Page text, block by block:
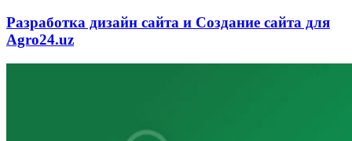
Разработка дизайн сайта и Создание сайта для
Agro24.uz